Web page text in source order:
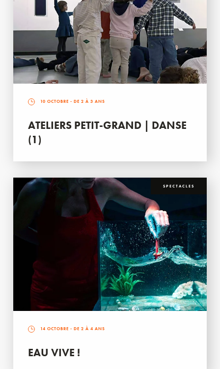
10 OCTOBRE - DE 2 À 3 ANS
ATELIERS PETIT-GRAND | DANSE
(1)
SPECTACLES
14 OCTOBRE - DE 2 À 4 ANS
EAU VIVE !